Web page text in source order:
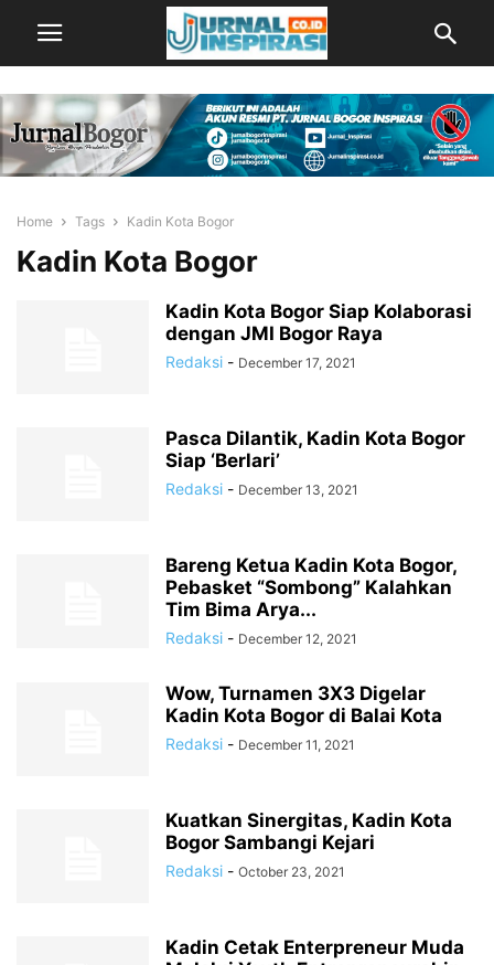
Home Tags Kadin Kota Bogor
Kadin Kota Bogor
Kadin Kota Bogor Siap Kolaborasi
dengan JMI Bogor Raya
Redaksi - December 17, 2021
Pasca Dilantik, Kadin Kota Bogor
Siap ‘Berlari’
Redaksi - December 13, 2021
Bareng Ketua Kadin Kota Bogor,
Pebasket “Sombong” Kalahkan
Tim Bima Arya...
Redaksi - December 12, 2021
Wow, Turnamen 3X3 Digelar
Kadin Kota Bogor di Balai Kota
Redaksi - December 11, 2021
Kuatkan Sinergitas, Kadin Kota
Bogor Sambangi Kejari
Redaksi - October 23, 2021
Kadin Cetak Enterpreneur Muda